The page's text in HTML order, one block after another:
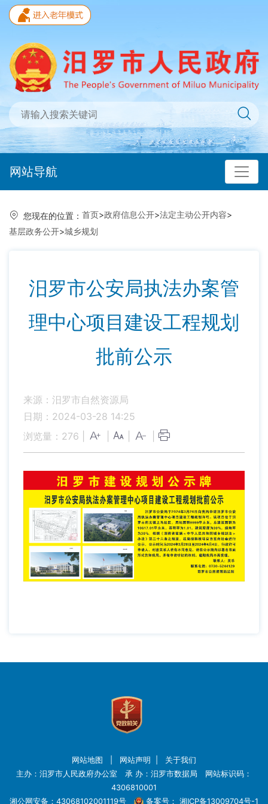
网站导航
您现在的位置： 首页>政府信息公开>法定主动公开内容>
基层政务公开>城乡规划
汨罗市公安局执法办案管
理中心项目建设工程规划
批前公示
来源：汨罗市自然资源局
日期：2024-03-28 14:25
浏览量： 276
网站地图 网站声明
关于我们
主办：汨罗市人民政府办公室 承 办：汨罗市数据局 网站标识码：
4306810001
湘公网安备：43068102001119号
备案号： 湘ICP备13009704号-1